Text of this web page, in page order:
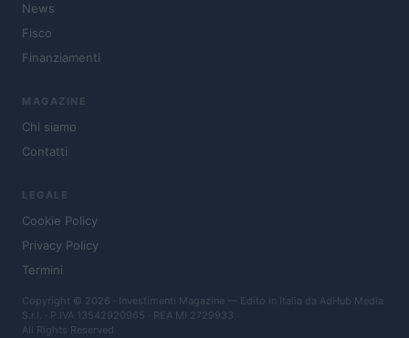
News
Fisco
Finanziamenti
MAGAZINE
Chi siamo
Contatti
LEGALE
Cookie Policy
Privacy Policy
Termini
Copyright © 2026 · Investimenti Magazine — Edito in Italia da AdHub Media
S.r.l. · P.IVA 13542920965 · REA MI 2729933
All Rights Reserved